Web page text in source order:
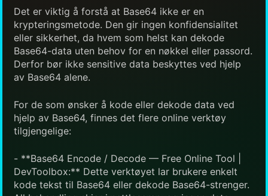
Det er viktig å forstå at Base64 ikke er en
krypteringsmetode. Den gir ingen konfidensialitet
eller sikkerhet, da hvem som helst kan dekode
Base64-data uten behov for en nøkkel eller passord.
Derfor bør ikke sensitive data beskyttes ved hjelp
av Base64 alene.
For de som ønsker å kode eller dekode data ved
hjelp av Base64, finnes det flere online verktøy
tilgjengelige:
- **Base64 Encode / Decode — Free Online Tool |
DevToolbox:** Dette verktøyet lar brukere enkelt
kode tekst til Base64 eller dekode Base64-strenger.